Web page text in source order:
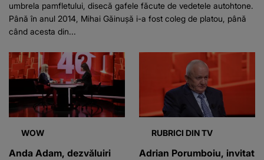
umbrela pamfletului, disecă gafele făcute de vedetele autohtone.
Până în anul 2014, Mihai Găinușă i-a fost coleg de platou, până
când acesta din...
WOW
Anda Adam, dezvăluiri
RUBRICI DIN TV
Adrian Porumboiu, invitat